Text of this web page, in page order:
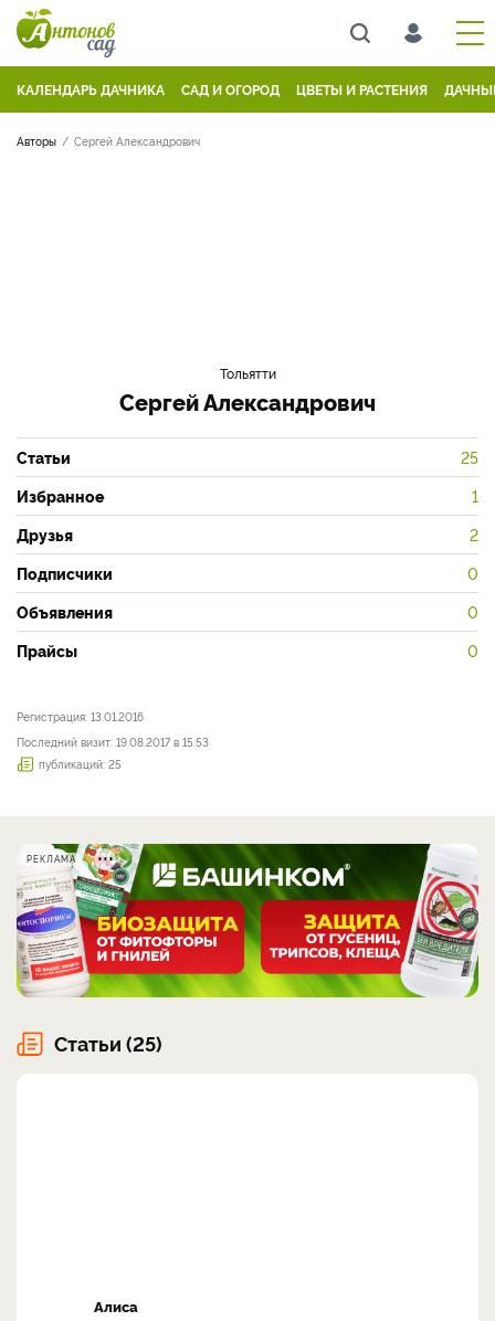
КАЛЕНДАРЬ ДАЧНИКА САД И ОГОРОД ЦВЕТЫ И РАСТЕНИЯ
Авторы Сергей Александрович
Тольятти
Сергей Александрович
Статьи 25
Избранное 1
Друзья 2
Подписчики 0
Объявления 0
Прайсы 0
Регистрация: 13.01.2016
Последний визит: 19.08.2017 в 15:53
публикаций: 25
РЕКЛАМА
Статьи (25)
Алиса